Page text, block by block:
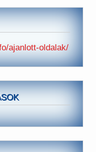
ajanlott-oldalak/